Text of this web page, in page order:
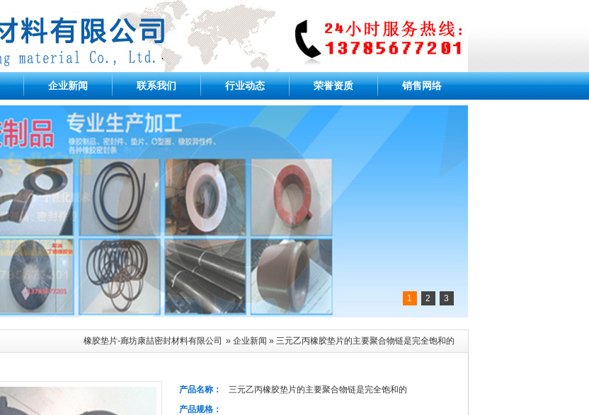
企业新闻 联系我们 行业动态 荣誉资质 销售网络
1 2 3
橡胶垫片-廊坊康喆密封材料有限公司 » 企业新闻 » 三元乙丙橡胶垫片的主要聚合物链是完全饱和的
产品名称：
三元乙丙橡胶垫片的主要聚合物链是完全饱和的
产品规格：